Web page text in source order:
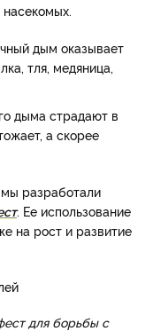
дым оказывает
тля, медяница,
дыма страдают в
а скорее
разработали
. Ее использование
на рост и развитие
для борьбы с